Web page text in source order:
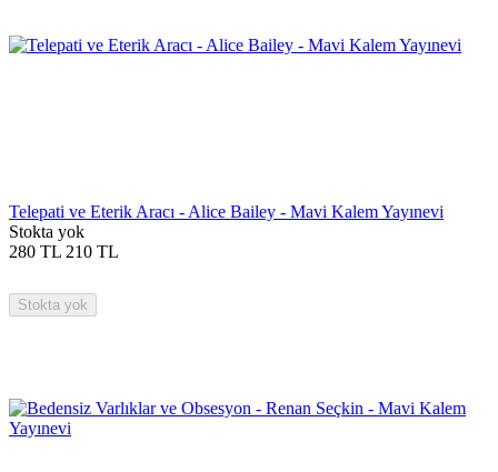
Telepati ve Eterik Aracı - Alice Bailey - Mavi Kalem Yayınevi
Stokta yok
280 TL 210 TL
Stokta yok